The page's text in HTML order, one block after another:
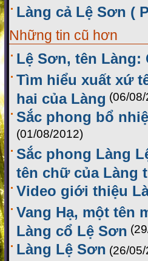
Làng cả Lệ Sơn (
Những tin cũ hơn
Lệ Sơn, tên Làng:
Tìm hiểu xuất xứ
hai của Làng (06/
Sắc phong bổ
(01/08/2012)
Sắc phong Làng
tên chữ của Làng
Video giới thiệu
Vang Hạ, một tên
Làng cổ Lệ Sơn
Làng Lệ Sơn (26/